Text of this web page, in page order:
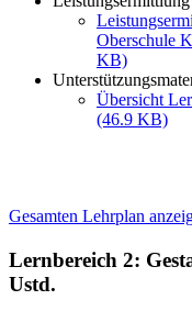
Oberschule
KB)
Übersicht
(46.9 KB)
Gesamten Lehrplan
Lernbereich 2:
Ustd.